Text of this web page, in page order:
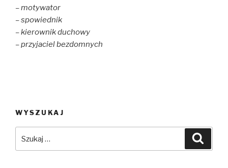
– motywator
– spowiednik
– kierownik duchowy
– przyjaciel bezdomnych
WYSZUKAJ